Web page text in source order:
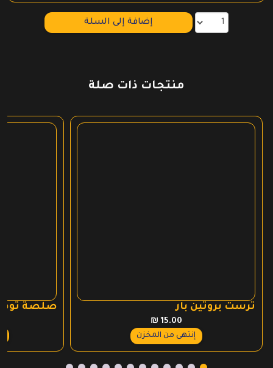
إضافة إلى السلة
منتجات ذات صلة
ترست بروتين بار
₪ 15.00
إنتهى من المخزن
صلصة ثوم